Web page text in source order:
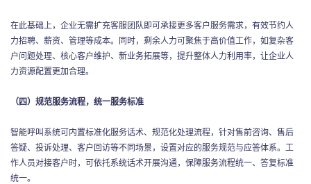
在此基础上，企业无需扩充客服团队即可承接更多客户服务需求，有效节约人
力招聘、薪资、管理等成本。同时，剩余人力可聚焦于高价值工作，如复杂客
户问题处理、核心客户维护、新业务拓展等，提升整体人力利用率，让企业人
力资源配置更加合理。
（四）规范服务流程，统一服务标准
智能呼叫系统可内置标准化服务话术、规范化处理流程，针对售前咨询、售后
答疑、投诉处理、客户回访等不同场景，设置对应的服务规范与应答体系。工
作人员对接客户时，可依托系统话术开展沟通，保障服务流程统一、答复标准
统一。